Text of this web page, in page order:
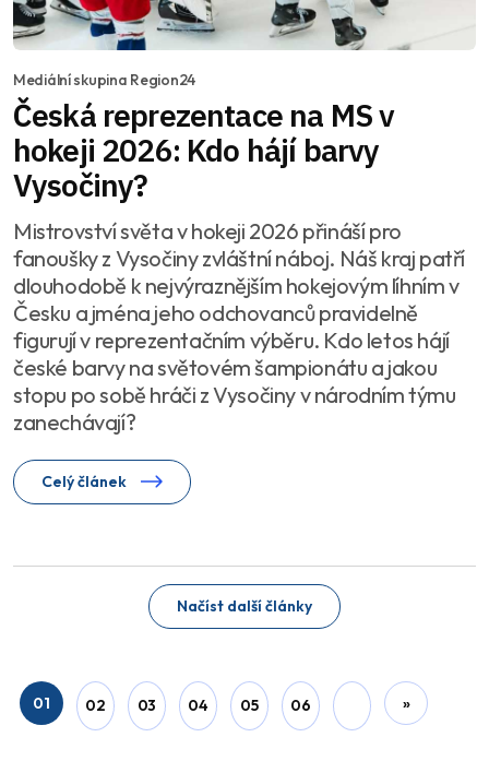
Mediální skupina Region24
Česká reprezentace na MS v
hokeji 2026: Kdo hájí barvy
Vysočiny?
Mistrovství světa v hokeji 2026 přináší pro
fanoušky z Vysočiny zvláštní náboj. Náš kraj patří
dlouhodobě k nejvýraznějším hokejovým líhním v
Česku a jména jeho odchovanců pravidelně
figurují v reprezentačním výběru. Kdo letos hájí
české barvy na světovém šampionátu a jakou
stopu po sobě hráči z Vysočiny v národním týmu
zanechávají?
Celý článek
Načíst další články
01 02 03 04 05 06 »